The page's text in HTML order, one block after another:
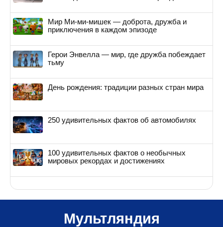
Мир Ми-ми-мишек — доброта, дружба и
приключения в каждом эпизоде
Герои Энвелла — мир, где дружба побеждает
тьму
День рождения: традиции разных стран мира
250 удивительных фактов об автомобилях
100 удивительных фактов о необычных
мировых рекордах и достижениях
Мультляндия